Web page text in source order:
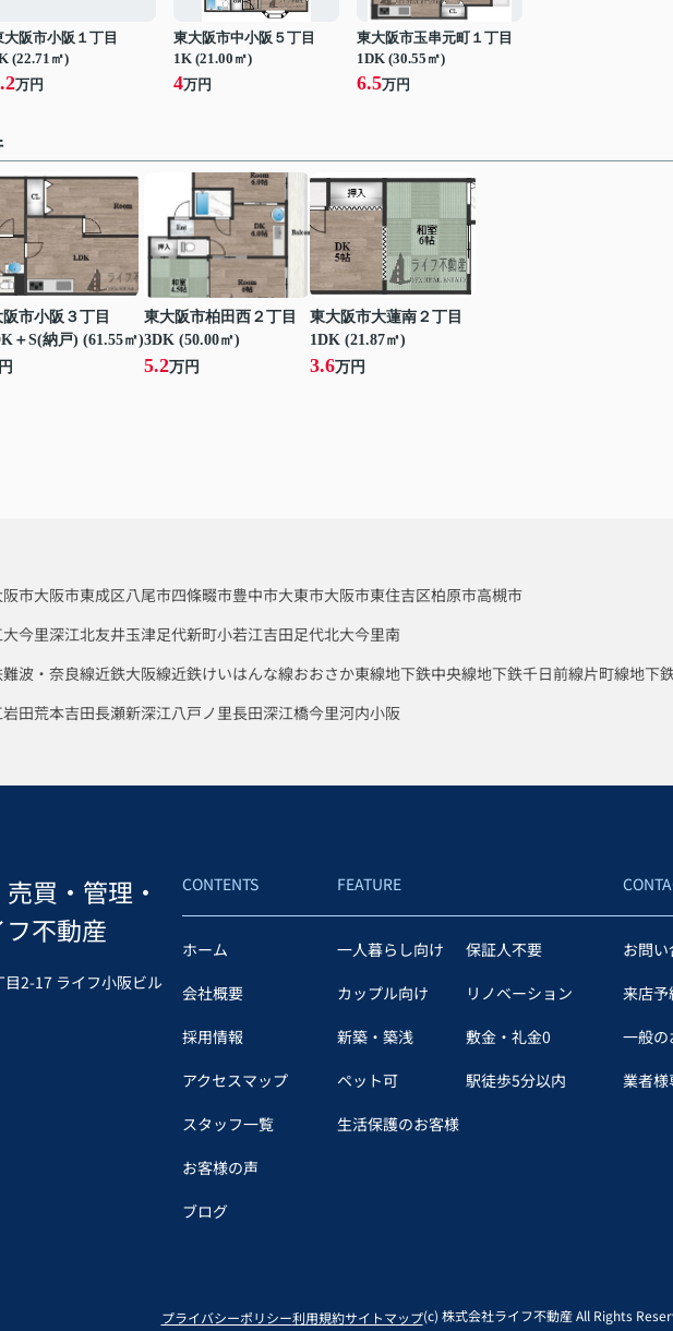
大阪市小阪１丁目
(22.71㎡)
万円
東大阪市中小阪５丁目
1K (21.00㎡)
4万円
東大阪市玉串元町１丁目
1DK (30.55㎡)
6.5万円
市小阪３丁目
＋S(納戸) (61.55㎡)
東大阪市柏田西２丁目
3DK (50.00㎡)
5.2万円
東大阪市大蓮南２丁目
1DK (21.87㎡)
3.6万円
市大阪市東成区八尾市四條畷市豊中市大東市大阪市東住吉区柏原市高槻市
大今里深江北友井玉津足代新町小若江吉田足代北大今里南
波・奈良線近鉄大阪線近鉄けいはんな線おおさか東線地下鉄中央線地下鉄千日前線片町線地下
田荒本吉田長瀬新深江八戸ノ里長田深江橋今里河内小阪
買・管理・
不動産
2-17 ライフ小阪ビル
CONTENTS
ホーム
会社概要
採用情報
アクセスマップ
スタッフ一覧
お客様の声
ブログ
FEATURE
一人暮らし向け
保証人不要
カップル向け
リノベーション
新築・築浅
敷金・礼金0
ペット可
駅徒歩5分以内
生活保護のお客様
お問
来店予
一般の
業者
プライバシーポリシー利用規約サイトマップ(c) 株式会社ライフ不動産 All Rights